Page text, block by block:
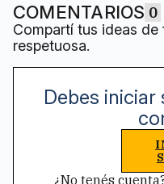
COMENTARIOS 0
Compartí tus ideas
respetuosa.
Debes
¿No tenés